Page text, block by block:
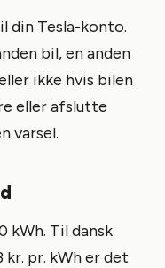
din Tesla-konto.
bil, en anden
ikke hvis bilen
eller afslutte
varsel.
kWh. Til dansk
pr. kWh er det